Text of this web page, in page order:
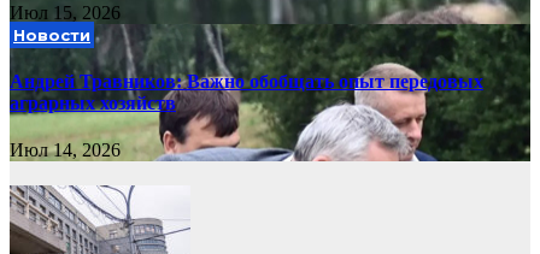
Июл 15, 2026
Новости
Андрей Травников: Важно обобщать опыт передовых
аграрных хозяйств
Июл 14, 2026